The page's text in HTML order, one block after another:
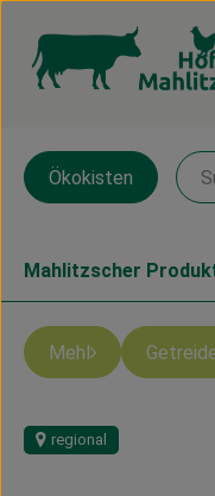
Ökokisten
Mahlitzscher
Mehl
regional